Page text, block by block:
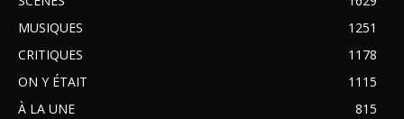
MUSIQUES
1251
CRITIQUES
1178
ON Y ÉTAIT
1115
À LA UNE
815